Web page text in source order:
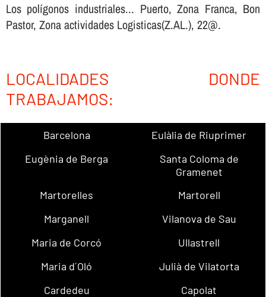
Los polígonos industriales... Puerto, Zona Franca, Bon
Pastor, Zona actividades Logisticas(Z.AL.), 22@.
LOCALIDADES DONDE
TRABAJAMOS:
Barcelona
Eulàlia de Riuprimer
Eugènia de Berga
Santa Coloma de
Gramenet
Martorelles
Martorell
Marganell
Vilanova de Sau
Maria de Corcó
Ullastrell
Maria d´Oló
Julià de Vilatorta
Cardedeu
Capolat